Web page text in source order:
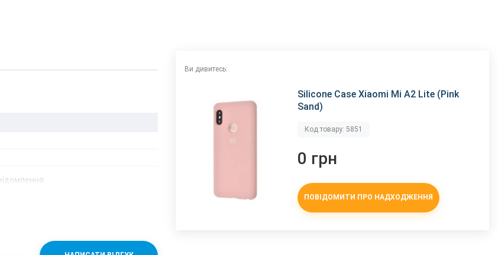
Ви дивитесь:
Silicone Case Xiaomi Mi A2 Lite (Pink
Sand)
Код товару: 5851
0 грн
ПОВІДОМИТИ ПРО НАДХОДЖЕННЯ